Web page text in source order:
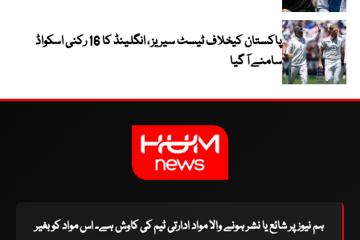
پاکستان کیخلاف ٹیسٹ سیریز ، انگلینڈ کا 16 رکنی اسکواڈ
سامنے آ گیا
ہم نیوز پر شائع یا نشر ہونے والا مواد ادارتی ٹیم کی کاوش ہے۔ اس مواد کو بغیر